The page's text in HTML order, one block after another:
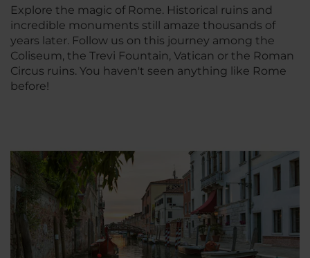
Explore the magic of Rome. Historical ruins and
incredible monuments still amaze thousands of
years later. Follow us on this journey among the
Coliseum, the Trevi Fountain, Vatican or the Roman
Circus ruins. You haven't seen anything like Rome
before!